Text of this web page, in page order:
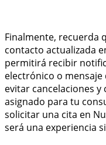
Finalmente, recuerda
contacto actualizada
permitirá recibir
electrónico o mensaje
evitar cancelaciones
asignado para tu
solicitar una cita en
será una experiencia